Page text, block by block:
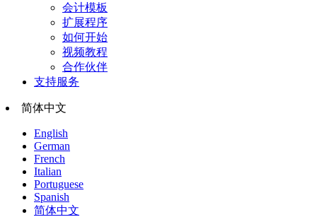
会计模板
扩展程序
如何开始
视频教程
合作伙伴
支持服务
简体中文
English
German
French
Italian
Portuguese
Spanish
简体中文